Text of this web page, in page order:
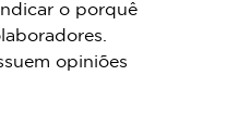
o porquê
opiniões